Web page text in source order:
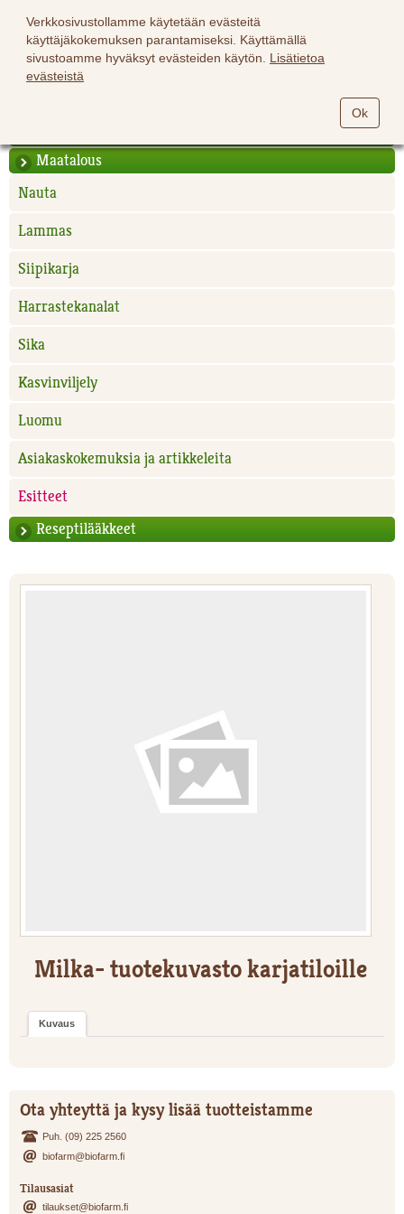
Verkkosivustollamme käytetään evästeitä
käyttäjäkokemuksen parantamiseksi. Käyttämällä
sivustoamme hyväksyt evästeiden käytön. Lisätietoa
evästeistä
Ok
Maatalous
Nauta
Lammas
Siipikarja
Harrastekanalat
Sika
Kasvinviljely
Luomu
Asiakaskokemuksia ja artikkeleita
Esitteet
Reseptilääkkeet
Milka- tuotekuvasto karjatiloille
Kuvaus
Ota yhteyttä ja kysy lisää tuotteistamme
Puh. (09) 225 2560
biofarm@biofarm.fi
Tilausasiat
tilaukset@biofarm.fi